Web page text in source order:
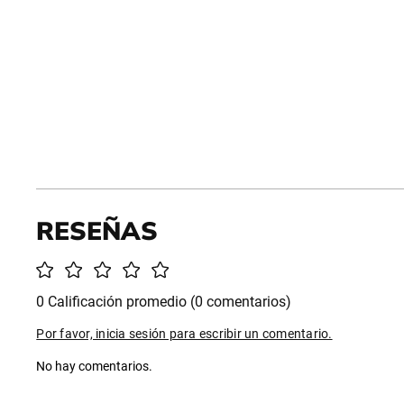
0 Calificación promedio (0 comentarios)
Por favor, inicia sesión para escribir un comentario.
No hay comentarios.